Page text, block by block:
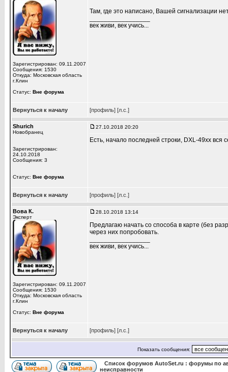
Зарегистрирован: 09.11.2007
Сообщения: 1530
Откуда: Московская область
г.Клин
Статус: Вне форума
Там, где это написано, Вашей сигнализации
век живи, век учись...
Вернуться к началу [профиль] [л.с.]
Shurich
Новобранец
Зарегистрирован:
24.10.2018
Сообщения: 3
Статус: Вне форума
27.10.2018 20:20
Есть, начало последней строки, DXL-49xx вся
Вернуться к началу [профиль] [л.с.]
Вова К.
Эксперт
Зарегистрирован: 09.11.2007
Сообщения: 1530
Откуда: Московская область
г.Клин
Статус: Вне форума
28.10.2018 13:14
Предлагаю начать со способа в карте (без
через них попробовать.
век живи, век учись...
Вернуться к началу [профиль] [л.с.]
Показать сообщения:
Список форумов AutoSet.ru : форумы по
неисправности